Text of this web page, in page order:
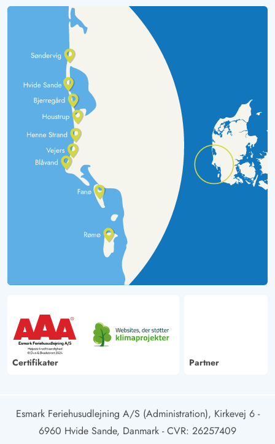
Certifikater Partner
Esmark Feriehusudlejning A/S (Administration), Kirkevej 6 -
6960 Hvide Sande, Danmark - CVR: 26257409